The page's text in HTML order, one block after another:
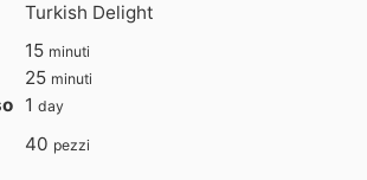
Turkish Delight
15 minuti
25 minuti
1 day
40 pezzi